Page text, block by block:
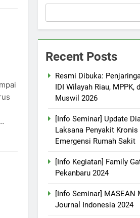
Recent Posts
Resmi Dibuka:
IDI Wilayah Riau, MPPK,
Muswil 2026
[Info Seminar] Update
Laksana Penyakit Kronis
Emergensi Rumah Sakit
[Info Kegiatan] Family
Pekanbaru 2024
[Info Seminar] MASEAN
Journal Indonesia 2024